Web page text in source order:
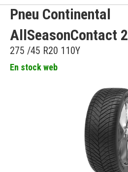
Pneu Continental
AllSeasonContact 2
275 /45 R20 110Y
En stock web